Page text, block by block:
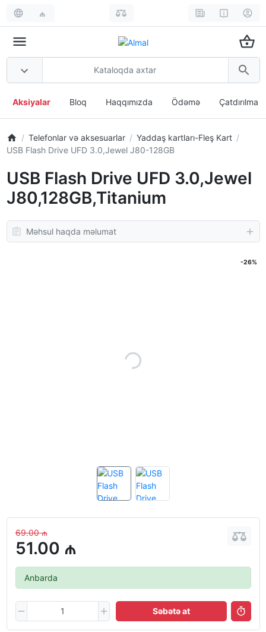
₼
Aksiyalar Bloq Haqqımızda Ödəmə Çatdırılma
Telefonlar və aksesuarlar
Yaddaş kartları-Fleş Kart
USB Flash Drive UFD 3.0,Jewel J80-128GB
USB Flash Drive UFD 3.0,Jewel
J80,128GB,Titanium
Məhsul haqda məlumat
-26%
69.00 ₼
51.00 ₼
Anbarda
Səbətə at